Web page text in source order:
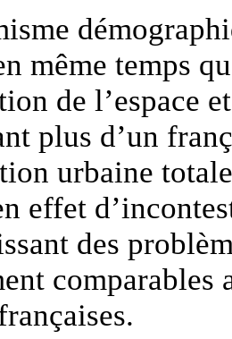
même temps
de l’espace
plus d’un
urbaine
effet
des
comparables